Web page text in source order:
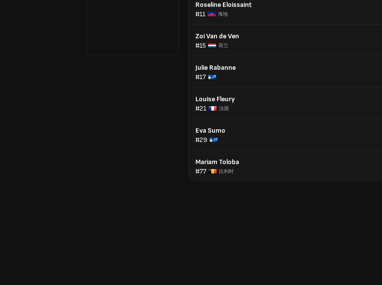
Roseline Eloissaint
#11
海地
Zoi Van de Ven
#15
荷兰
Julie Rabanne
#17
Louise Fleury
#21
法国
Eva Sumo
#29
Mariam Toloba
#77
比利时